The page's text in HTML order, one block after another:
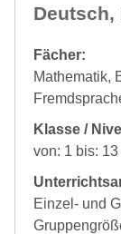
Deutsch,
Fächer:
Mathematik,
Klasse /
von: 1 bis: 13
Einzel- und